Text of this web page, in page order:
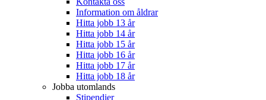
Information om åldrar
Hitta jobb 13 år
Hitta jobb 14 år
Hitta jobb 15 år
Hitta jobb 16 år
Hitta jobb 17 år
Hitta jobb 18 år
Jobba utomlands
Stipendier